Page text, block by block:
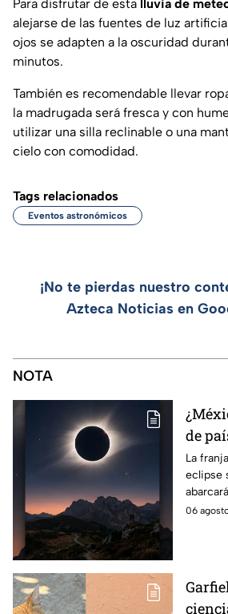
Para disfrutar de esta lluvia de
alejarse de las fuentes de luz
ojos se adapten a la oscuridad
minutos.
También es recomendable llevar
la madrugada será fresca y con
utilizar una silla reclinable o una
cielo con comodidad.
Tags relacionados
Eventos astronómicos
¡No te pierdas nuestro
Azteca Noticias en
NOTA
de
12 de
los
La
eclipse
por lo
06